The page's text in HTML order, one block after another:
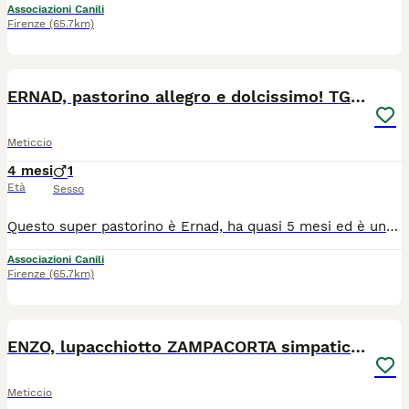
Associazioni Canili
Firenze (65.7km)
ERNAD, pastorino allegro e dolcissimo! TG MEDIA
Meticcio
4 mesi
Età
1
Sesso
Questo super pastorino è Ernad, ha quasi 5 mesi ed è una taglia media (23-24kg ca da adulto). Già dalle foto potete vedere che è un portatore di gioia: sfoggia sempre un enorme sorriso e delle espressioni buffissime, che rispecchiano il suo spirito felicione, allegro e pieno di vita. E' di una simpatia unica! Ha un carattere splendido, è socievolissimo e dispensa amore, felicità e feste stratosferiche a chiunque incontri: è un raggio di sole a quattro zampe, pronto a rallegrarmi le giornate e la vita. E' affettuosissimo, ama follemente grattini e carezze, è di una dolcezza disarmante. E' buonissimo con tutti, umani e animali, un pacioccone assoluto. Ernad si trova in canile e pubblichiamo questo appello con una grande urgenza perché sappiamo che se non troverà una famiglia ora che è ancora cucciolo, in poco tempo le sue possibilità di uscire da quel triste box scompariranno. Merita di crescere in una casa, circondato dall'amore che lui regala a tutti, ma che non ha mai ricevuto. - Qui mettiamo qualche foto ma se interessati contattateci e vi manderemo anche dei video, così potrete vederlo in tutta la sua simpatia e dolcezza. Cerca casa in TOSCANA. Se siete interessati contattateci via WHATSAPP al 3890452494. Mandateci un messaggio di presentazione (raccontandoci un po' di voi, di dove vivrebbe e della vita che farebbe in vostra compagnia). Vi richiameremo.
Associazioni Canili
Firenze (65.7km)
ENZO, lupacchiotto ZAMPACORTA simpaticissimo!
Meticcio